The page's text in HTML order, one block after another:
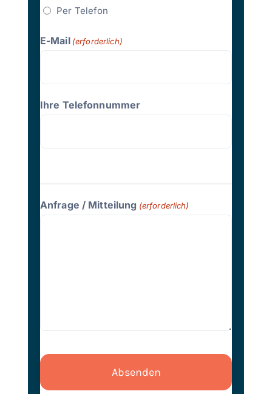
Per Telefon
E-Mail (erforderlich)
Ihre Telefonnummer
Anfrage / Mitteilung (erforderlich)